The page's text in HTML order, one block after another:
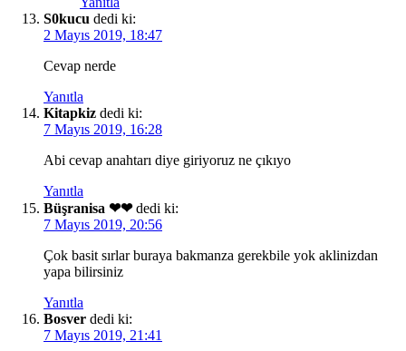
S0kucu dedi ki:
2 Mayıs 2019, 18:47
Cevap nerde
Yanıtla
Kitapkiz dedi ki:
7 Mayıs 2019, 16:28
Abi cevap anahtarı diye giriyoruz ne çıkıyo
Yanıtla
Büşranisa ❤❤ dedi ki:
7 Mayıs 2019, 20:56
Çok basit sırlar buraya bakmanza gerekbile yok aklinizdan
yapa bilirsiniz
Yanıtla
Bosver dedi ki:
7 Mayıs 2019, 21:41